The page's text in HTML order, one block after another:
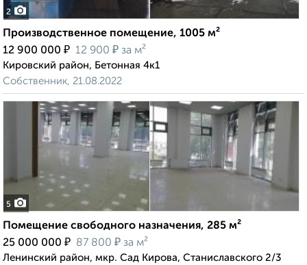
2
Производственное помещение, 1005 м²
12 900 000 ₽ 12 900 ₽ за м²
Кировский район, Бетонная 4к1
Собственник, 21.08.2022
5
Помещение свободного назначения, 285 м²
25 000 000 ₽ 87 800 ₽ за м²
Ленинский район, мкр. Сад Кирова, Станиславского 2/3